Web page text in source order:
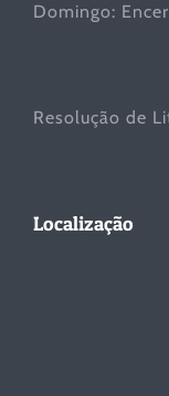
Domingo:
Resolução de
Localização